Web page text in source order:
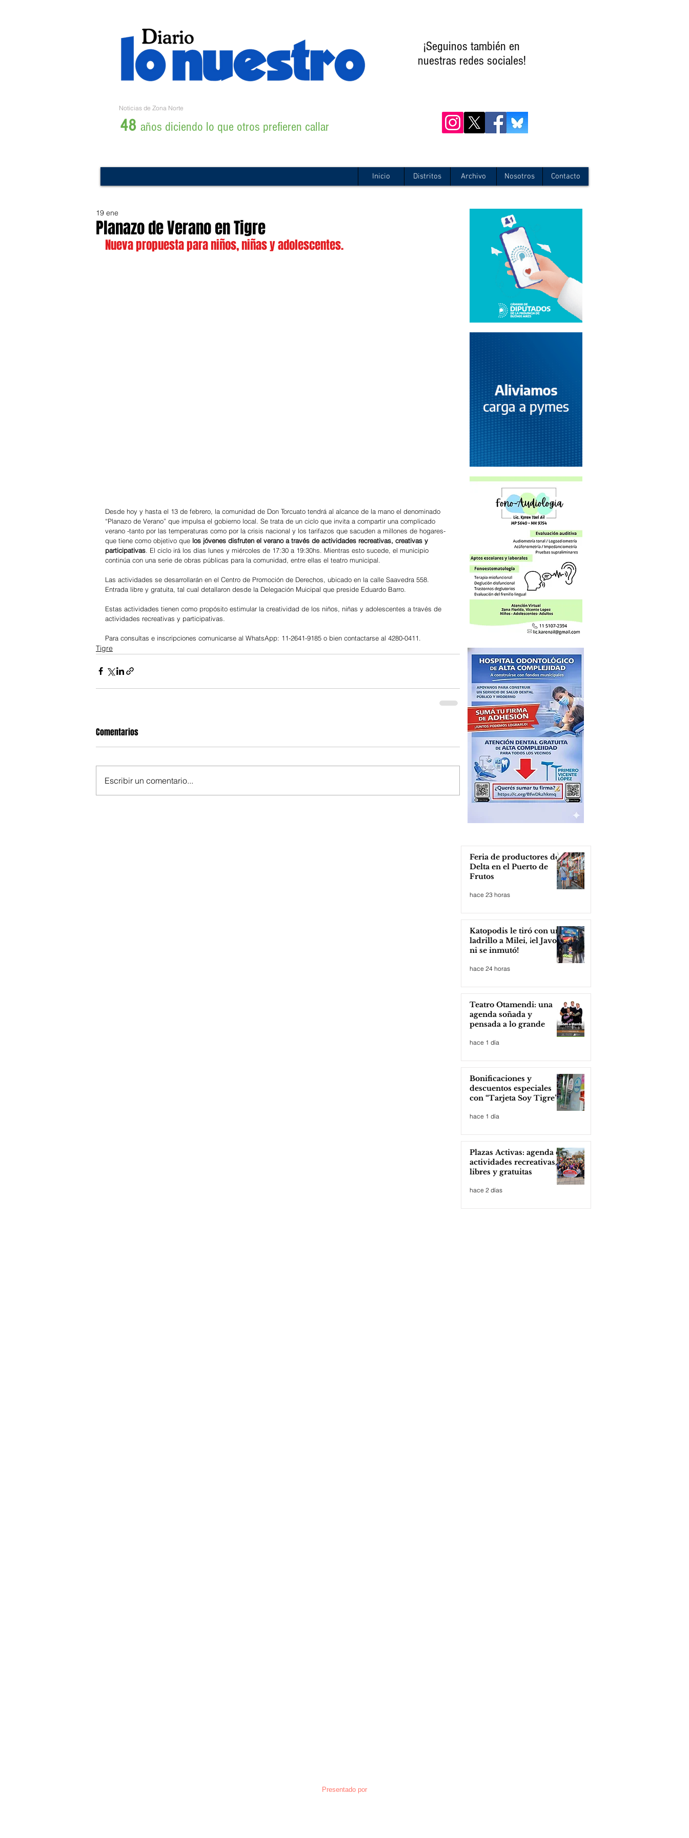
¡Seguinos también en
nuestras redes sociales!
Noticias de Zona Norte
48 años diciendo lo que otros prefieren callar
Inicio Distritos Archivo Nosotros Contacto
Planazo de Verano en Tigre
19 ene
Nueva propuesta para niños, niñas y adolescentes.
Desde hoy y hasta el 13 de febrero, la comunidad de Don Torcuato tendrá al alcance de la mano el denominado
“Planazo de Verano” que impulsa el gobierno local. Se trata de un ciclo que invita a compartir una complicado
verano -tanto por las temperaturas como por la crisis nacional y los tarifazos que sacuden a millones de hogares-
que tiene como objetivo que los jóvenes disfruten el verano a través de actividades recreativas, creativas y
participativas. El ciclo irá los días lunes y miércoles de 17:30 a 19:30hs. Mientras esto sucede, el municipio
continúa con una serie de obras públicas para la comunidad, entre ellas el teatro municipal.
Las actividades se desarrollarán en el Centro de Promoción de Derechos, ubicado en la calle Saavedra 558.
Entrada libre y gratuita, tal cual detallaron desde la Delegación Muicipal que preside Eduardo Barro.
Estas actividades tienen como propósito estimular la creatividad de los niños, niñas y adolescentes a través de
actividades recreativas y participativas.
Para consultas e inscripciones comunicarse al WhatsApp: 11-2641-9185 o bien contactarse al 4280-0411.
Tigre
Comentarios
Escribir un comentario...
Feria de productores del
Delta en el Puerto de
Frutos
hace 23 horas
Katopodis le tiró con un
ladrillo a Milei, ¡el Javo
ni se inmutó!
hace 24 horas
Teatro Otamendi: una
agenda soñada y
pensada a lo grande
hace 1 día
Bonificaciones y
descuentos especiales
con “Tarjeta Soy Tigre”
hace 1 día
Plazas Activas: agenda de
actividades recreativas,
libres y gratuitas
hace 2 días
Presentado por